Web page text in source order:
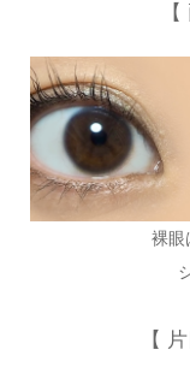
裸眼
【